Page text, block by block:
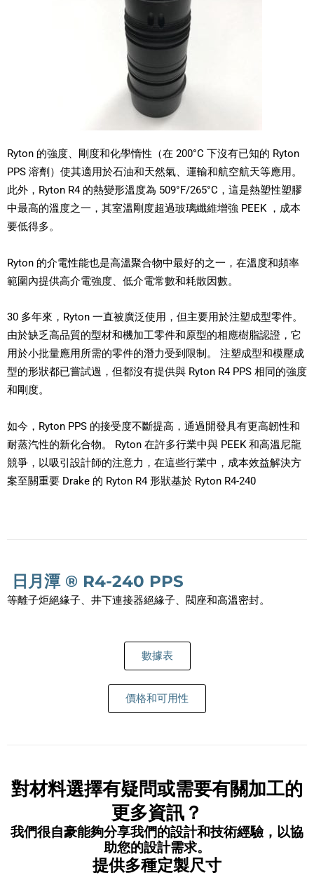
Ryton 的強度、剛度和化學惰性（在 200°C 下沒有已知的 Ryton
PPS 溶劑）使其適用於石油和天然氣、運輸和航空航天等應用。
此外，Ryton R4 的熱變形溫度為 509°F/265°C，這是熱塑性塑膠
中最高的溫度之一，其室溫剛度超過玻璃纖維增強 PEEK ，成本
要低得多。
Ryton 的介電性能也是高溫聚合物中最好的之一，在溫度和頻率
範圍內提供高介電強度、低介電常數和耗散因數。
30 多年來，Ryton 一直被廣泛使用，但主要用於注塑成型零件。
由於缺乏高品質的型材和機加工零件和原型的相應樹脂認證，它
用於小批量應用所需的零件的潛力受到限制。 注塑成型和模壓成
型的形狀都已嘗試過，但都沒有提供與 Ryton R4 PPS 相同的強度
和剛度。
如今，Ryton PPS 的接受度不斷提高，通過開發具有更高韌性和
耐蒸汽性的新化合物。 Ryton 在許多行業中與 PEEK 和高溫尼龍
競爭，以吸引設計師的注意力，在這些行業中，成本效益解決方
案至關重要 Drake 的 Ryton R4 形狀基於 Ryton R4-240
日月潭 ® R4-240 PPS
等離子炬絕緣子、井下連接器絕緣子、閥座和高溫密封。
數據表
價格和可用性
對材料選擇有疑問或需要有關加工的
更多資訊？
我們很自豪能夠分享我們的設計和技術經驗，以協
助您的設計需求。
提供多種定製尺寸